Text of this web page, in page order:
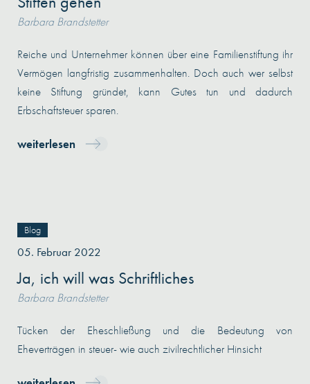
Barbara Brandstetter
Reiche und Unternehmer können über eine Familienstiftung ihr
Vermögen langfristig zusammenhalten. Doch auch wer selbst
keine Stiftung gründet, kann Gutes tun und dadurch
Erbschaftsteuer sparen.
weiterlesen
Blog
05. Februar 2022
Ja, ich will was Schriftliches
Barbara Brandstetter
Tücken der Eheschließung und die Bedeutung von
Eheverträgen in steuer- wie auch zivilrechtlicher Hinsicht